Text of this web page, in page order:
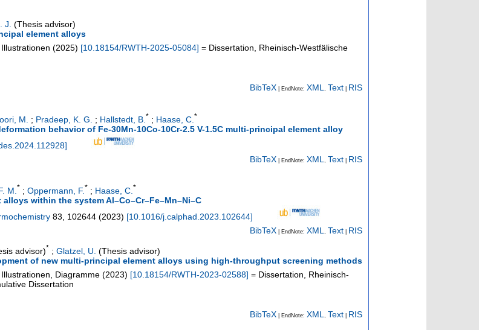
J. (Thesis advisor)
element alloys
(2025) [10.18154/RWTH-2025-05084] = Dissertation, Rheinisch-Westfälische
BibTeX | EndNote: XML , Text RIS
M. ; Pradeep, K. G. ; Hallstedt, B. * ; Haase, C. *
behavior of Fe-30Mn-10Co-10Cr-2.5 V-1.5C multi-principal element alloy
]
BibTeX | EndNote: XML Text RIS
M.* ; Oppermann, F.* ; Haase, C.*
within the system Al–Co–Cr–Fe–Mn–Ni–C
83, 102644 (2023) [10.1016/j.calphad.2023.102644]
BibTeX | EndNote: XML, Text RIS
advisor)* ; Glatzel, U. (Thesis advisor)
of new multi-principal element alloys using high-throughput screening methods
Diagramme (2023) [10.18154/RWTH-2023-02588] = Dissertation, Rheinisch-
Dissertation
BibTeX | EndNote: XML Text RIS